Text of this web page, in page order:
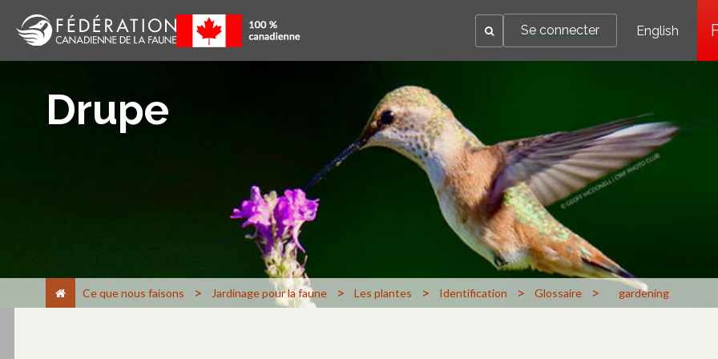
Se connecter English
Drupe
Ce que nous faisons > Jardinage pour la faune > Les plantes > Identification > Glossaire > gardening